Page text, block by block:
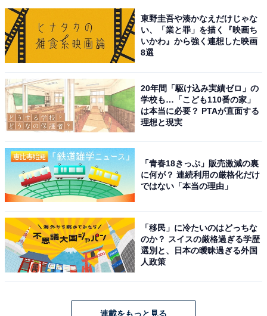
こちらもおすすめ
文武両道だと思う「大阪の進学校」ランキン
グ！ 2位「天王寺高等学校」を抑えた1位は？
1
東野圭吾や湊かなえだけじゃな
い、「業と罪」を描く『映画ち
いかわ』から強く連想した映画
8選
20年間「駆け込み実績ゼロ」の
学校も…「こども110番の家」
は本当に必要？ PTAが直面する
理想と現実
「青春18きっぷ」販売激減の裏
に何が？ 連続利用の厳格化だけ
ではない「本当の理由」
「移民」に冷たいのはどっちな
のか？ スイスの厳格過ぎる学歴
選別と、日本の曖昧過ぎる外国
人政策
連載をもっと見る